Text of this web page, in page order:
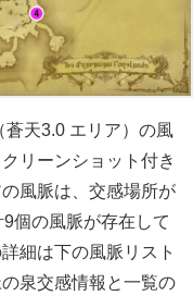
蒼天3.0 エリア）の風
リーンショット付き
風脈は、交感場所が
個の風脈が存在して
細は下の風脈リスト
泉交感情報と一覧の